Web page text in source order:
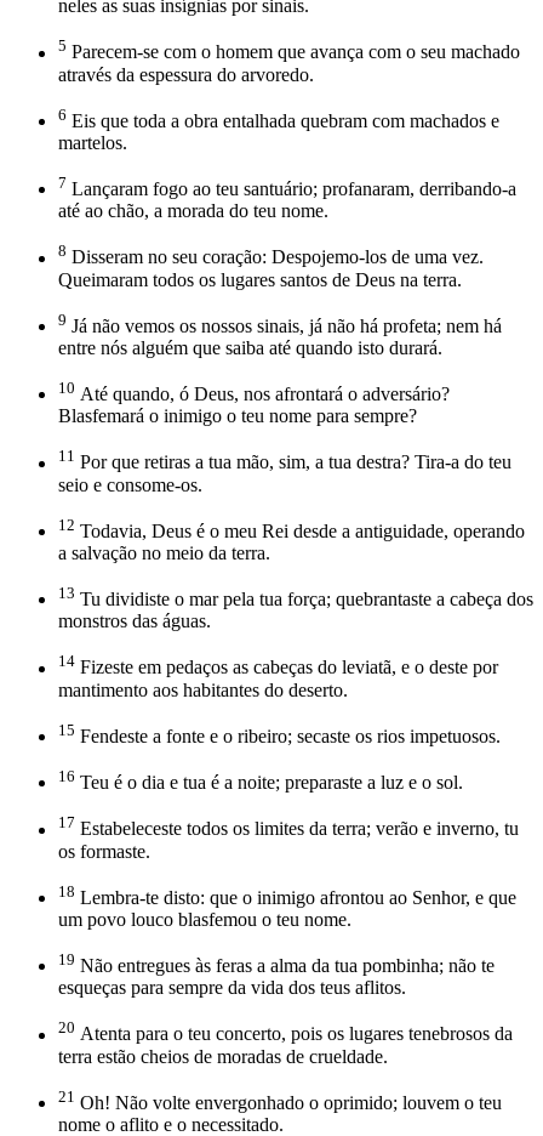
neles as suas insígnias por sinais.
5 Parecem-se com o homem que avança com o seu machado
através da espessura do arvoredo.
6 Eis que toda a obra entalhada quebram com machados e
martelos.
7 Lançaram fogo ao teu santuário; profanaram, derribando-a
até ao chão, a morada do teu nome.
8 Disseram no seu coração: Despojemo-los de uma vez.
Queimaram todos os lugares santos de Deus na terra.
9 Já não vemos os nossos sinais, já não há profeta; nem há
entre nós alguém que saiba até quando isto durará.
10 Até quando, ó Deus, nos afrontará o adversário?
Blasfemará o inimigo o teu nome para sempre?
11 Por que retiras a tua mão, sim, a tua destra? Tira-a do teu
seio e consome-os.
12 Todavia, Deus é o meu Rei desde a antiguidade, operando
a salvação no meio da terra.
13 Tu dividiste o mar pela tua força; quebrantaste a cabeça dos
monstros das águas.
14 Fizeste em pedaços as cabeças do leviatã, e o deste por
mantimento aos habitantes do deserto.
15 Fendeste a fonte e o ribeiro; secaste os rios impetuosos.
16 Teu é o dia e tua é a noite; preparaste a luz e o sol.
17 Estabeleceste todos os limites da terra; verão e inverno, tu
os formaste.
18 Lembra-te disto: que o inimigo afrontou ao Senhor, e que
um povo louco blasfemou o teu nome.
19 Não entregues às feras a alma da tua pombinha; não te
esqueças para sempre da vida dos teus aflitos.
20 Atenta para o teu concerto, pois os lugares tenebrosos da
terra estão cheios de moradas de crueldade.
21 Oh! Não volte envergonhado o oprimido; louvem o teu
nome o aflito e o necessitado.